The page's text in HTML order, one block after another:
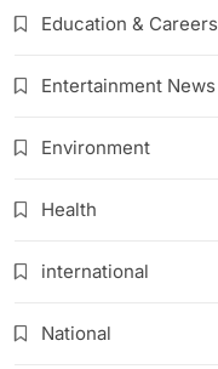
Education & Careers
Entertainment News
Environment
Health
international
National